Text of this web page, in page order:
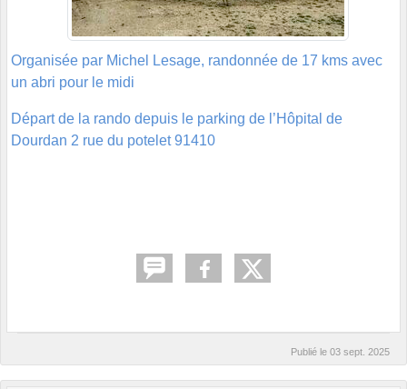
Organisée par Michel Lesage, randonnée de 17 kms avec
un abri pour le midi
Départ de la rando depuis le parking de l’Hôpital de
Dourdan 2 rue du potelet 91410
Publié le 03 sept. 2025